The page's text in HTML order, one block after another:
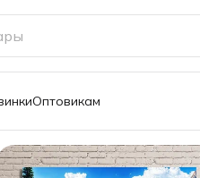
Оптовикам